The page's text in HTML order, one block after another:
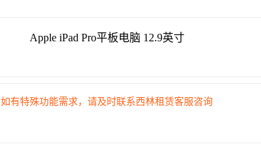
Apple iPad Pro平板电脑 12.9英寸
如有特殊功能需求，请及时联系西林租赁客服咨询